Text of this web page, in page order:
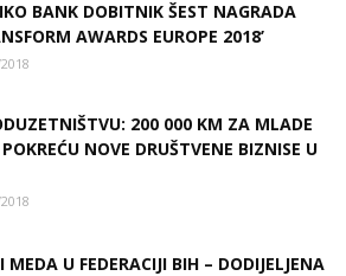
BANK DOBITNIK ŠEST NAGRADA
AWARDS EUROPE 2018’
200 000 KM ZA MLADE
NOVE DRUŠTVENE BIZNISE U
MEDA U FEDERACIJI BIH – DODIJELJENA